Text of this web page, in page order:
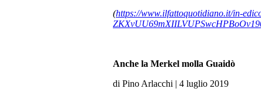
(https://www.ilfattoquotidiano.it/in-
Anche la Merkel molla Guaidò
di Pino Arlacchi | 4 luglio 2019